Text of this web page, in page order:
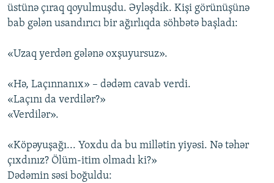
üstünə çıraq qoyulmuşdu. Əyləşdik. Kişi görünüşünə
bab gələn usandırıcı bir ağırlıqda söhbətə başladı:
«Uzaq yerdən gələnə oxşuyursuz».
«Hə, Laçınnanıx» – dədəm cavab verdi.
«Laçını da verdilər?»
«Verdilər».
«Köpəyuşağı... Yoxdu da bu millətin yiyəsi. Nə təhər
çıxdınız? Ölüm-itim olmadı ki?»
Dədəmin səsi boğuldu: